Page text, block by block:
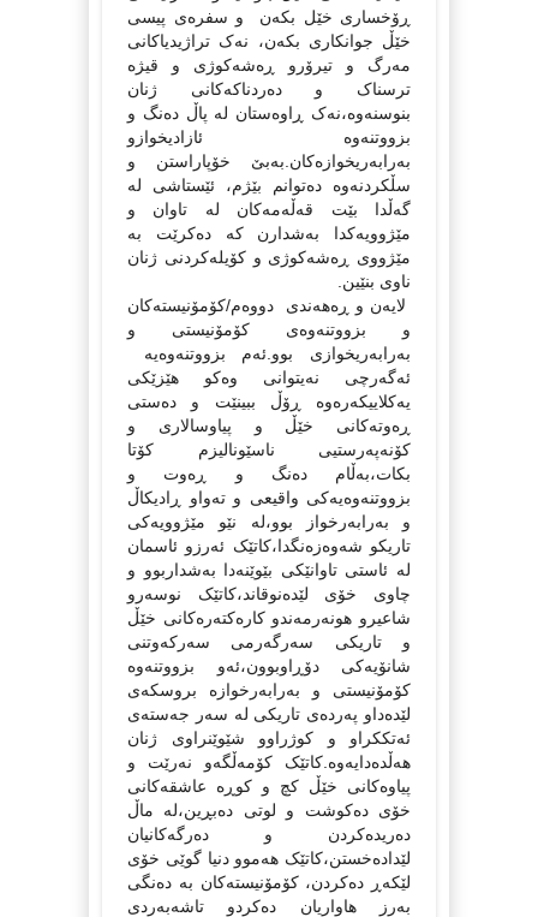
ڕۆخساری خێل بکه‌ن و سفره‌ی پیسی
خێڵ جوانکاری بکه‌ن، نه‌ک تراژیدیاکانی
مه‌رگ و تیرۆرو ڕه‌شه‌کوژی و قیژه‌
ترسناک و ده‌ردناکه‌کانی ژنان
بنوسنه‌وه‌،نه‌ک ڕاوه‌ستان له‌ پاڵ ده‌نگ و
بزووتنه‌وه‌ ئازادیخوازو
به‌رابه‌ریخوازه‌کان.به‌بێ خۆپاراستن و
سڵکردنه‌وه‌ ده‌توانم بێژم، ئێستاشی له‌
گه‌ڵدا بێت قه‌ڵه‌مه‌کان له‌ تاوان و
مێژوویه‌کدا به‌شدارن که‌ ده‌کرێت به‌
مێژووی ڕه‌شه‌کوژی و کۆیله‌کردنی ژنان
ناوی بنێین.
لایه‌ن و ڕه‌هه‌ندی دووه‌م/کۆمۆنیسته‌کان
و بزووتنه‌وه‌ی کۆمۆنیستی و
به‌رابه‌ریخوازی بوو.ئه‌م بزووتنه‌وه‌یه‌
ئه‌گه‌رچی نه‌یتوانی وه‌کو هێزێکی
یه‌کلاییکه‌ره‌وه‌ ڕۆڵ ببینێت و ده‌ستی
ڕه‌وته‌کانی خێڵ و پیاوسالاری و
کۆنه‌په‌رستیی ناسێونالیزم کۆتا
بکات،به‌ڵام ده‌نگ و ڕه‌وت و
بزووتنه‌وه‌یه‌کی واقیعی و ته‌واو ڕادیکاڵ
و به‌رابه‌رخواز بوو،له‌ نێو مێژوویه‌کی
تاریکو شه‌وه‌زه‌نگدا،کاتێک ئه‌رزو ئاسمان
له‌ ئاستی تاوانێکی بێوێنه‌دا به‌شداربوو و
چاوی خۆی لێده‌نوقاند،کاتێک نوسه‌رو
شاعیرو هونه‌رمه‌ندو کاره‌کته‌ره‌کانی خێڵ
و تاریکی سه‌رگه‌رمی سه‌رکه‌وتنی
شانۆیه‌کی دۆڕاوبوون،ئه‌و بزووتنه‌وه‌
کۆمۆنیستی و به‌رابه‌رخوازه‌ بروسکه‌ی
لێده‌داو په‌رده‌ی تاریکی له‌ سه‌ر جه‌سته‌ی
ئه‌تککراو و کوژراوو شێوێنراوی ژنان
هه‌ڵده‌دایه‌وه‌.کاتێک کۆمه‌ڵگه‌و نه‌رێت و
پیاوه‌کانی خێڵ کچ و کوڕه‌ عاشقه‌کانی
خۆی ده‌کوشت و لوتی ده‌بڕین،له‌ ماڵ
ده‌ریده‌کردن و ده‌رگه‌کانیان
لێداده‌خستن،کاتێک هه‌موو دنیا گوێی خۆی
لێکه‌ڕ ده‌کردن، کۆمۆنیسته‌کان به‌ ده‌نگی
به‌رز هاواریان ده‌کردو تاشه‌به‌ردی